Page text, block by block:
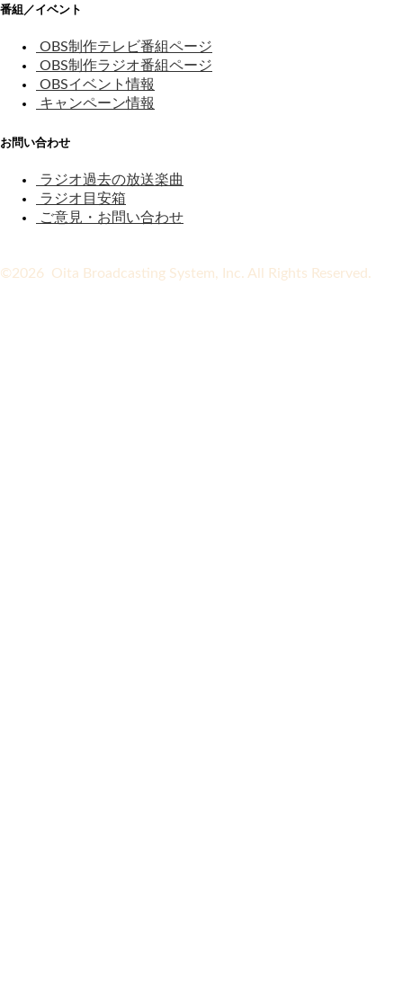
番組／イベント
OBS制作テレビ番組ページ
OBS制作ラジオ番組ページ
OBSイベント情報
キャンペーン情報
お問い合わせ
ラジオ過去の放送楽曲
ラジオ目安箱
ご意見・お問い合わせ
©2026 Oita Broadcasting System, Inc. All Rights Reserved.